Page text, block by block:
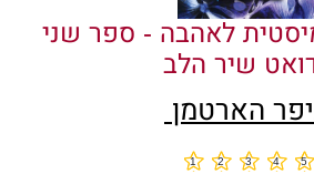
לאהבה - ספר שני
שיר הלב
הארטמן